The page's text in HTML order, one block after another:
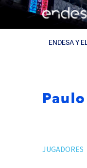
ENDESA Y
JUGADORES